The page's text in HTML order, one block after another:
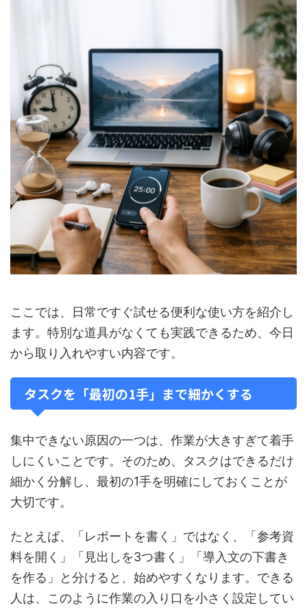
ここでは、日常ですぐ試せる便利な使い方を紹介し
ます。特別な道具がなくても実践できるため、今日
から取り入れやすい内容です。
タスクを「最初の1手」まで細かくする
集中できない原因の一つは、作業が大きすぎて着手
しにくいことです。そのため、タスクはできるだけ
細かく分解し、最初の1手を明確にしておくことが
大切です。
たとえば、「レポートを書く」ではなく、「参考資
料を開く」「見出しを3つ書く」「導入文の下書き
を作る」と分けると、始めやすくなります。できる
人は、このように作業の入り口を小さく設定してい